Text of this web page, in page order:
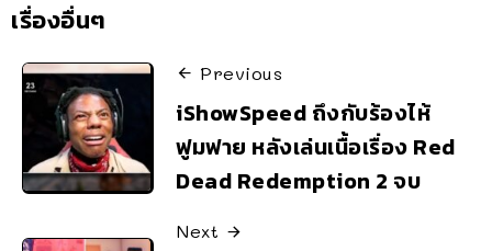
เรื่องอื่นๆ
Previous
iShowSpeed ถึงกับร้องไห้
ฟูมฟาย หลังเล่นเนื้อเรื่อง Red
Dead Redemption 2 จบ
Next